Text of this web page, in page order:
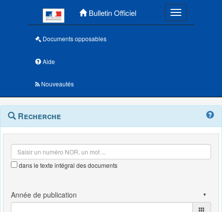
Bulletin Officiel Toggle
Documents opposables
Aide
Nouveautés
Navigation
outils
Menu
contextuel
Recherche
dans le texte intégral des documents